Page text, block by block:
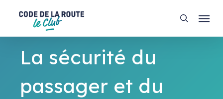
search
Menu
La sécurité du
passager et du